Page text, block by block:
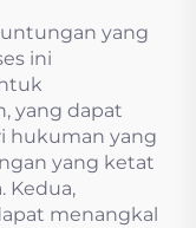
yang
ini
yang dapat
hukuman yang
yang ketat
Kedua,
menangkal